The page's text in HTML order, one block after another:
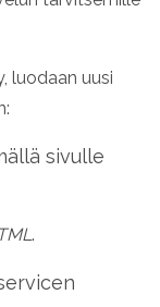
luodaan uusi
sivulle
.